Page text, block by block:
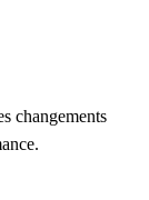
changements